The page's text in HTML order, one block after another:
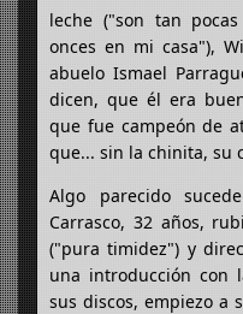
leche ("son tan
onces en mi casa"),
abuelo Ismael
dicen, que él era
que fue campeón de
que... sin la chinita, su
Algo parecido
Carrasco, 32 años,
("pura timidez") y
una introducción con
sus discos, empiezo a